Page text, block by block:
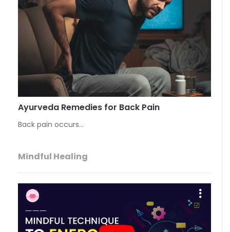
Ayurveda Remedies for Back Pain
Back pain occurs…
Mindful Healing